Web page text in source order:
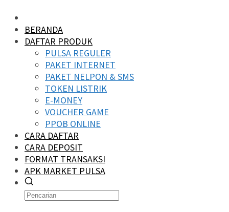
BERANDA
DAFTAR PRODUK
PULSA REGULER
PAKET INTERNET
PAKET NELPON & SMS
TOKEN LISTRIK
E-MONEY
VOUCHER GAME
PPOB ONLINE
CARA DAFTAR
CARA DEPOSIT
FORMAT TRANSAKSI
APK MARKET PULSA